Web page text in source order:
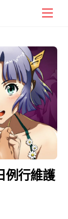
例行維護